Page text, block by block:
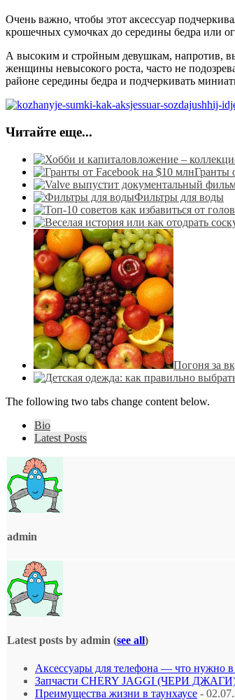
Очень важно, чтобы этот аксессуар
крошечных сумочках до середины бедра или
А высоким и стройным девушкам, напротив,
женщины невысокого роста, часто не
районе середины бедра и подчеркивать
Читайте еще...
Гранты
Фильтры для воды
Погоня за
The following two tabs change content below.
Bio
Latest Posts
admin
Latest posts by admin (see all)
Аксессуары для телефона — что нужно в
Запчасти CHERY JAGGI (ЧЕРИ
Преимущества жизни в таунхаусе -